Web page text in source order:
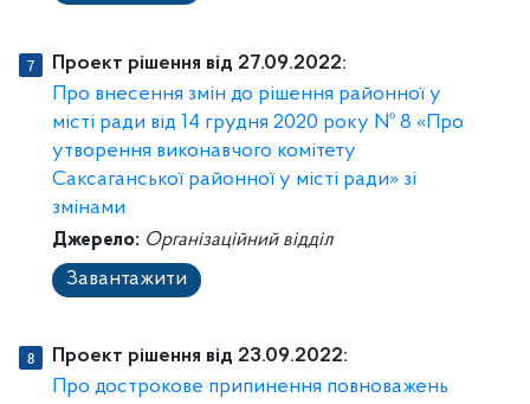
Проект рішення від 27.09.2022:
Про внесення змін до рішення районної у
місті ради від 14 грудня 2020 року № 8 «Про
утворення виконавчого комітету
Саксаганської районної у місті ради» зі
змінами
Джерело: Організаційний відділ
Завантажити
Проект рішення від 23.09.2022:
Про дострокове припинення повноважень